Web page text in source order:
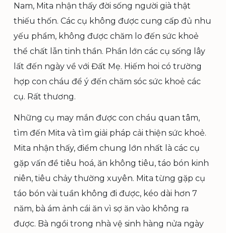
Nam, Mita nhận thấy đời sống người già thật
thiếu thốn. Các cụ không được cung cấp đủ nhu
yếu phẩm, không được chăm lo đến sức khoẻ
thể chất lẫn tinh thần. Phần lớn các cụ sống lây
lất đến ngày về với Đất Mẹ. Hiếm hoi có trường
hợp con cháu để ý đến chăm sóc sức khoẻ các
cụ. Rất thương.
Những cụ may mắn được con cháu quan tâm,
tìm đến Mita và tìm giải pháp cải thiện sức khoẻ.
Mita nhận thấy, điểm chung lớn nhất là các cụ
gặp vấn đề tiêu hoá, ăn không tiêu, táo bón kinh
niên, tiêu chảy thường xuyên. Mita từng gặp cụ
táo bón vài tuần không đi được, kéo dài hơn 7
năm, bà ám ảnh cái ăn vì sợ ăn vào không ra
được. Bà ngồi trong nhà vệ sinh hàng nửa ngày